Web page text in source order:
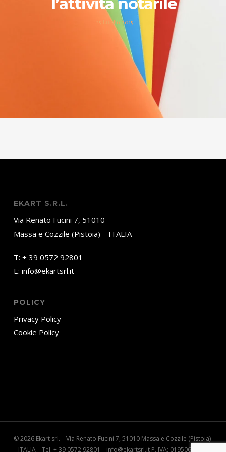
25 Luglio 2015
EKART S.R.L.
Via Renato Fucini 7, 51010
Massa e Cozzile (Pistoia) – ITALIA
T: + 39 0572 92801
E: info@ekartsrl.it
POLICY
Privacy Policy
Cookie Policy
© 2026 Ekart srl. – Via Renato Fucini 7, 51010 Massa e Cozzile (Pistoia)
– ITALIA – Tel. + 39 0572 92801 – info@ekartsrl.it P. IVA: 01950610475